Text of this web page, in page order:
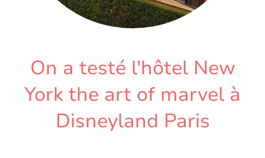
On a testé l'hôtel New
York the art of marvel à
Disneyland Paris